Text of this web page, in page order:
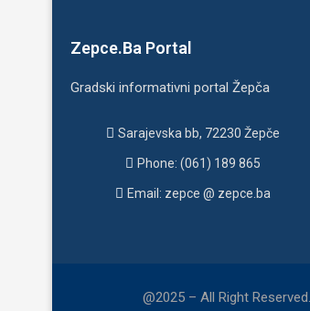
Zepce.Ba Portal
Gradski informativni portal Žepča
Sarajevska bb, 72230 Žepče
Phone: (061) 189 865
Email: zepce @ zepce.ba
@2025 – All Right